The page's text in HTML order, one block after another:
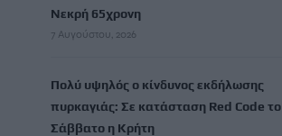
Νεκρή 65χρονη
7 Αυγούστου, 2026
Πολύ υψηλός ο κίνδυνος εκδήλωσης
πυρκαγιάς: Σε κατάσταση Red Code το
Σάββατο η Κρήτη